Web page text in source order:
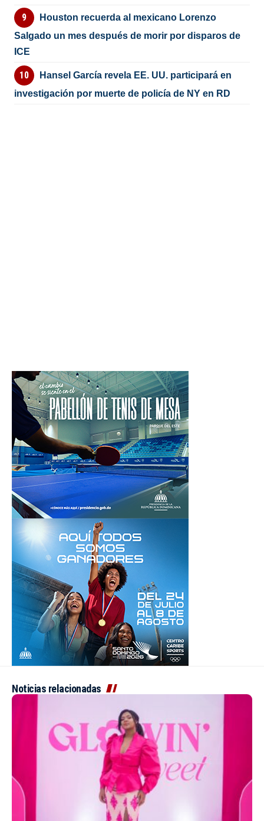
Houston recuerda al mexicano Lorenzo
Salgado un mes después de morir por disparos de
ICE
Hansel García revela EE. UU. participará en
investigación por muerte de policía de NY en RD
Noticias relacionadas